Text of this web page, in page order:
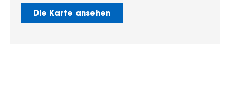
Die Karte ansehen